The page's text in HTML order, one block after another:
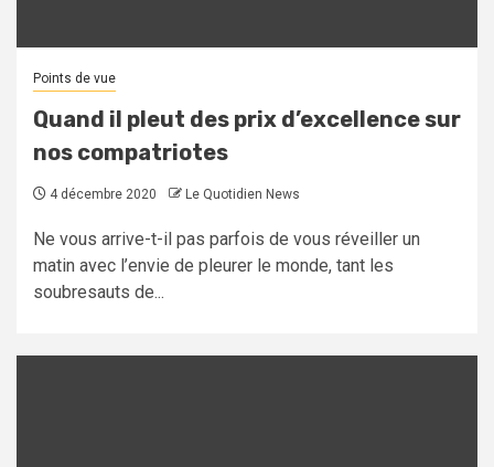
Points de vue
Quand il pleut des prix d’excellence sur
nos compatriotes
4 décembre 2020 Le Quotidien News
Ne vous arrive-t-il pas parfois de vous réveiller un
matin avec l’envie de pleurer le monde, tant les
soubresauts de...